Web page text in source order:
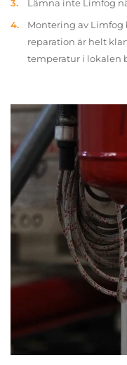
Lämna inte Limfog
Montering av Limfog
reparation är helt
temperatur i lokalen